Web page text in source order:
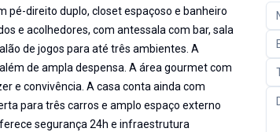
pé-direito duplo, closet espaçoso e banheiro
e acolhedores, com antessala com bar, sala
de jogos para até três ambientes. A
de ampla despensa. A área gourmet com
e convivência. A casa conta ainda com
para três carros e amplo espaço externo
segurança 24h e infraestrutura